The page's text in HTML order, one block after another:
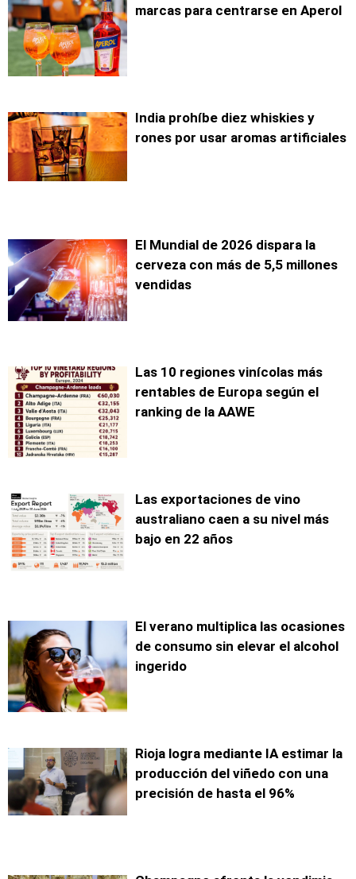
marcas para centrarse en Aperol
India prohíbe diez whiskies y
rones por usar aromas artificiales
El Mundial de 2026 dispara la
cerveza con más de 5,5 millones
vendidas
Las 10 regiones vinícolas más
rentables de Europa según el
ranking de la AAWE
Las exportaciones de vino
australiano caen a su nivel más
bajo en 22 años
El verano multiplica las ocasiones
de consumo sin elevar el alcohol
ingerido
Rioja logra mediante IA estimar la
producción del viñedo con una
precisión de hasta el 96%